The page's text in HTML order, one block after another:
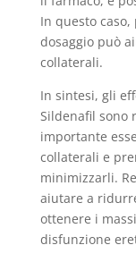
In questo
dosaggio può
collaterali.
In sintesi, gli
Sildenafil sono
importante
collaterali e
minimizzarli.
aiutare a
ottenere i
disfunzione